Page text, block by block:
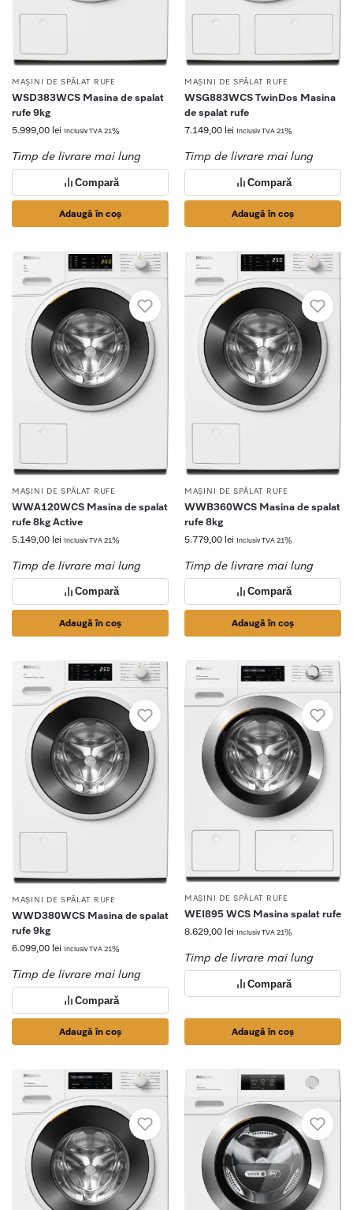
MAȘINI DE SPĂLAT RUFE
WSD383WCS Masina de spalat
rufe 9kg
5.999,00 lei Inclusiv TVA 21%
Timp de livrare mai lung
Compară
Adaugă în coș
MAȘINI DE SPĂLAT RUFE
WSG883WCS TwinDos Masina
de spalat rufe
7.149,00 lei Inclusiv TVA 21%
Timp de livrare mai lung
Compară
Adaugă în coș
MAȘINI DE SPĂLAT RUFE
WWA120WCS Masina de spalat
rufe 8kg Active
5.149,00 lei Inclusiv TVA 21%
Timp de livrare mai lung
Compară
Adaugă în coș
MAȘINI DE SPĂLAT RUFE
WWB360WCS Masina de spalat
rufe 8kg
5.779,00 lei Inclusiv TVA 21%
Timp de livrare mai lung
Compară
Adaugă în coș
MAȘINI DE SPĂLAT RUFE
WWD380WCS Masina de spalat
rufe 9kg
6.099,00 lei Inclusiv TVA 21%
Timp de livrare mai lung
Compară
Adaugă în coș
MAȘINI DE SPĂLAT RUFE
WEI895 WCS Masina spalat rufe
8.629,00 lei Inclusiv TVA 21%
Timp de livrare mai lung
Compară
Adaugă în coș